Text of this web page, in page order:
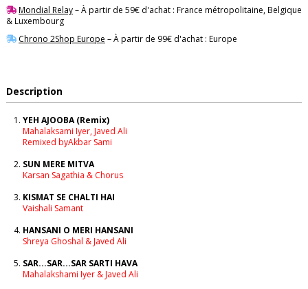
Mondial Relay– À partir de 59€ d'achat : France métropolitaine, Belgique
& Luxembourg
Chrono 2Shop Europe – À partir de 99€ d'achat : Europe
Description
YEH AJOOBA (Remix)
Mahalaksami Iyer, Javed Ali
Remixed byAkbar Sami
SUN MERE MITVA
Karsan Sagathia & Chorus
KISMAT SE CHALTI HAI
Vaishali Samant
HANSANI O MERI HANSANI
Shreya Ghoshal & Javed Ali
SAR...SAR...SAR SARTI HAVA
Mahalakshami Iyer & Javed Ali